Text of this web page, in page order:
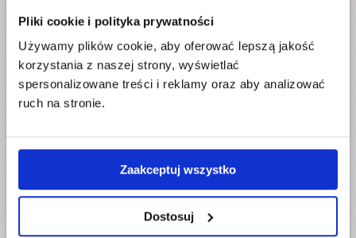
Pliki cookie i polityka prywatności
Używamy plików cookie, aby oferować lepszą jakość
korzystania z naszej strony, wyświetlać
spersonalizowane treści i reklamy oraz aby analizować
ruch na stronie.
Zaakceptuj wszystko
Dostosuj
folią stretch ani w całości taśmą klejącą i nei miały
wystających, niestandardowych elementów. Dlaczego
to tak ważne? Ponieważ sortowanie mają
automatyczne sortery, które są w stanie
przesortować miliony paczek dziennie. Jeśli trafi się
„zatrzymanie” taśmy sortującej i wstrzymanie
procesu sortowania. Nawet krótki przestój kosztuje
firmę kurierską ogromne pieniądze, dlatego na
paczki niestanadardowe nakładane są dodatkowe,
często bardzo wysokie dopłaty.